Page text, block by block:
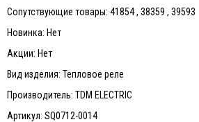
Сопутствующие товары: 41854 , 38359 , 39593
Новинка: Нет
Акции: Нет
Вид изделия: Тепловое реле
Производитель: TDM ELECTRIC
Артикул: SQ0712-0014